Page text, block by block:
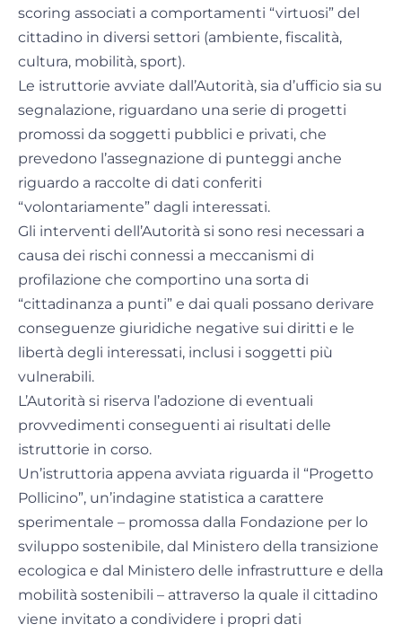
scoring associati a comportamenti “virtuosi” del
cittadino in diversi settori (ambiente, fiscalità,
cultura, mobilità, sport).
Le istruttorie avviate dall’Autorità, sia d’ufficio sia su
segnalazione, riguardano una serie di progetti
promossi da soggetti pubblici e privati, che
prevedono l’assegnazione di punteggi anche
riguardo a raccolte di dati conferiti
“volontariamente” dagli interessati.
Gli interventi dell’Autorità si sono resi necessari a
causa dei rischi connessi a meccanismi di
profilazione che comportino una sorta di
“cittadinanza a punti” e dai quali possano derivare
conseguenze giuridiche negative sui diritti e le
libertà degli interessati, inclusi i soggetti più
vulnerabili.
L’Autorità si riserva l’adozione di eventuali
provvedimenti conseguenti ai risultati delle
istruttorie in corso.
Un’istruttoria appena avviata riguarda il “Progetto
Pollicino”, un’indagine statistica a carattere
sperimentale – promossa dalla Fondazione per lo
sviluppo sostenibile, dal Ministero della transizione
ecologica e dal Ministero delle infrastrutture e della
mobilità sostenibili – attraverso la quale il cittadino
viene invitato a condividere i propri dati